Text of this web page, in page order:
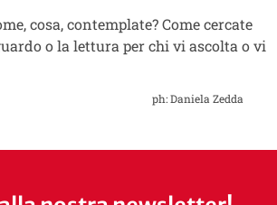
cosa, contemplate? Come cercate
o la lettura per chi vi ascolta o vi
Zedda